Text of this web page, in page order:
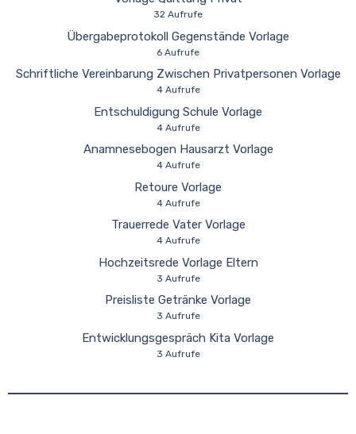
32 Aufrufe
Übergabeprotokoll Gegenstände Vorlage
6 Aufrufe
Schriftliche Vereinbarung Zwischen Privatpersonen Vorlage
4 Aufrufe
Entschuldigung Schule Vorlage
4 Aufrufe
Anamnesebogen Hausarzt Vorlage
4 Aufrufe
Retoure Vorlage
4 Aufrufe
Trauerrede Vater Vorlage
4 Aufrufe
Hochzeitsrede Vorlage Eltern
3 Aufrufe
Preisliste Getränke Vorlage
3 Aufrufe
Entwicklungsgespräch Kita Vorlage
3 Aufrufe